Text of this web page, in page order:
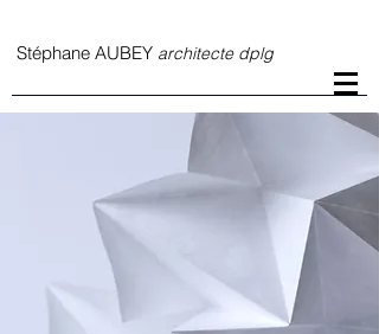
Stéphane AUBEY architecte dplg